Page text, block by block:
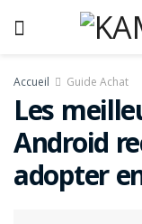
Accueil Guide Achat
Les
Android
adopter